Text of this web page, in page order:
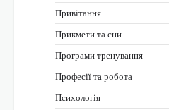
Привітання
Прикмети та сни
Програми тренування
Професії та робота
Психологія